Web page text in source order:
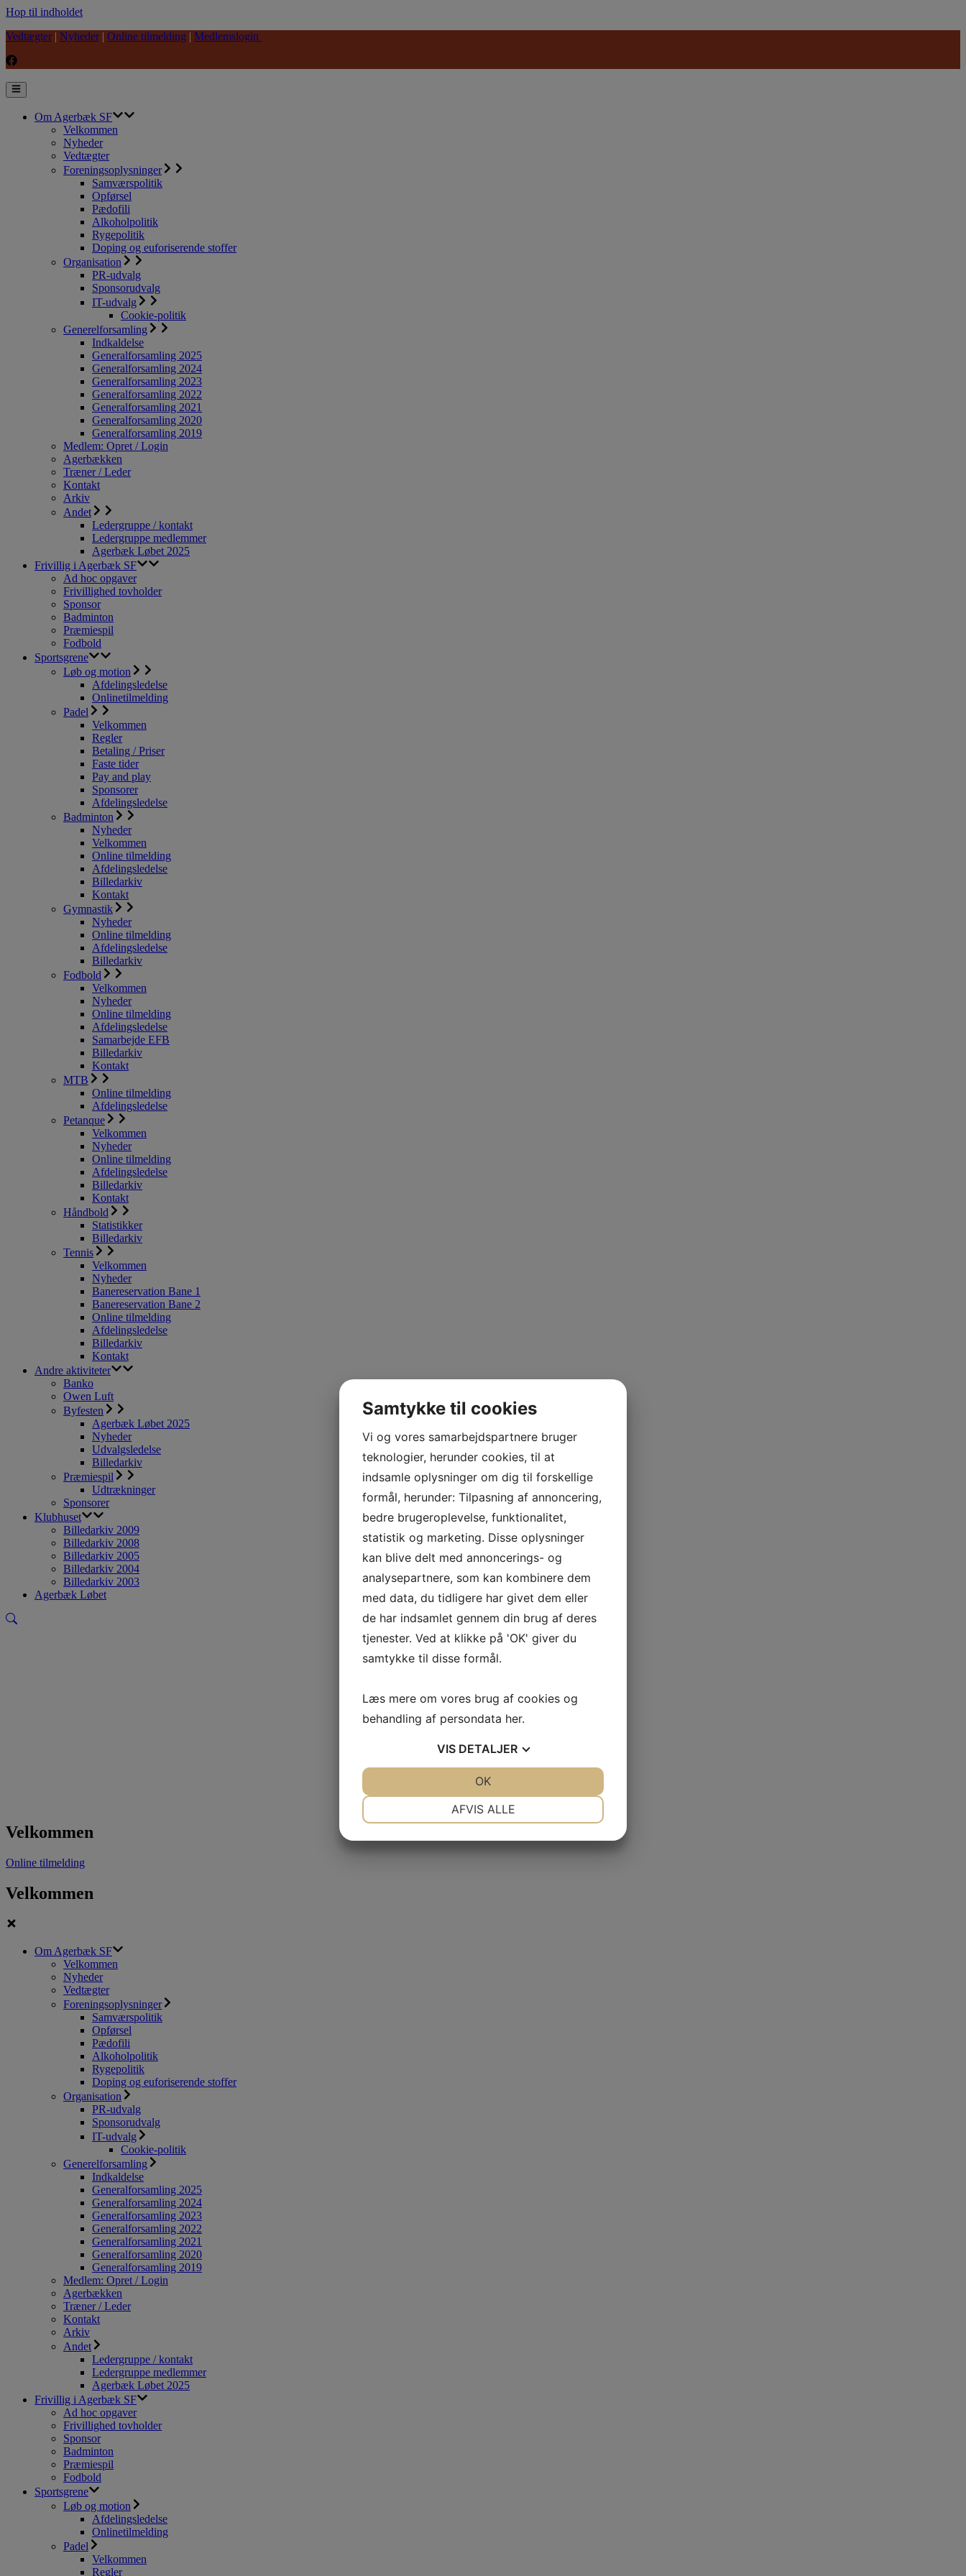
Hop til indholdet
Vedtægter | Nyheder | Online tilmelding | Medlemslogin
Om Agerbæk SF
Velkommen
Nyheder
Vedtægter
Foreningsoplysninger
Samværspolitik
Opførsel
Pædofili
Alkoholpolitik
Rygepolitik
Doping og euforiserende stoffer
Organisation
PR-udvalg
Sponsorudvalg
IT-udvalg
Cookie-politik
Generelforsamling
Indkaldelse
Generalforsamling 2025
Generalforsamling 2024
Generalforsamling 2023
Generalforsamling 2022
Generalforsamling 2021
Generalforsamling 2020
Generalforsamling 2019
Medlem: Opret / Login
Agerbækken
Træner / Leder
Kontakt
Arkiv
Andet
Ledergruppe / kontakt
Ledergruppe medlemmer
Agerbæk Løbet 2025
Frivillig i Agerbæk SF
Ad hoc opgaver
Frivillighed tovholder
Sponsor
Badminton
Præmiespil
Fodbold
Sportsgrene
Løb og motion
Afdelingsledelse
Onlinetilmelding
Padel
Velkommen
Regler
Betaling / Priser
Faste tider
Pay and play
Sponsorer
Afdelingsledelse
Badminton
Nyheder
Velkommen
Online tilmelding
Afdelingsledelse
Billedarkiv
Kontakt
Gymnastik
Nyheder
Online tilmelding
Afdelingsledelse
Billedarkiv
Fodbold
Velkommen
Nyheder
Online tilmelding
Afdelingsledelse
Samarbejde EFB
Billedarkiv
Kontakt
MTB
Online tilmelding
Afdelingsledelse
Petanque
Velkommen
Nyheder
Online tilmelding
Afdelingsledelse
Billedarkiv
Kontakt
Håndbold
Statistikker
Billedarkiv
Tennis
Velkommen
Nyheder
Banereservation Bane 1
Banereservation Bane 2
Online tilmelding
Afdelingsledelse
Billedarkiv
Kontakt
Andre aktiviteter
Banko
Owen Luft
Byfesten
Agerbæk Løbet 2025
Nyheder
Udvalgsledelse
Billedarkiv
Præmiespil
Udtrækninger
Sponsorer
Klubhuset
Billedarkiv 2009
Billedarkiv 2008
Billedarkiv 2005
Billedarkiv 2004
Billedarkiv 2003
Agerbæk Løbet
Velkommen
Online tilmelding
Velkommen
Om Agerbæk SF
Velkommen
Nyheder
Vedtægter
Foreningsoplysninger
Samværspolitik
Opførsel
Pædofili
Alkoholpolitik
Rygepolitik
Doping og euforiserende stoffer
Organisation
PR-udvalg
Sponsorudvalg
IT-udvalg
Cookie-politik
Generelforsamling
Indkaldelse
Generalforsamling 2025
Generalforsamling 2024
Generalforsamling 2023
Generalforsamling 2022
Generalforsamling 2021
Generalforsamling 2020
Generalforsamling 2019
Medlem: Opret / Login
Agerbækken
Træner / Leder
Kontakt
Arkiv
Andet
Ledergruppe / kontakt
Ledergruppe medlemmer
Agerbæk Løbet 2025
Frivillig i Agerbæk SF
Ad hoc opgaver
Frivillighed tovholder
Sponsor
Badminton
Præmiespil
Fodbold
Sportsgrene
Løb og motion
Afdelingsledelse
Onlinetilmelding
Padel
Velkommen
Regler
Samtykke til cookies
Vi og vores samarbejdspartnere bruger
teknologier, herunder cookies, til at
indsamle oplysninger om dig til forskellige
formål, herunder: Tilpasning af annoncering,
bedre brugeroplevelse, funktionalitet,
statistik og marketing. Disse oplysninger
kan blive delt med annoncerings- og
analysepartnere, som kan kombinere dem
med data, du tidligere har givet dem eller
de har indsamlet gennem din brug af deres
tjenester. Ved at klikke på 'OK' giver du
samtykke til disse formål.
Læs mere om vores brug af cookies og
behandling af persondata her.
VIS DETALJER
AFVIS ALLE
OK